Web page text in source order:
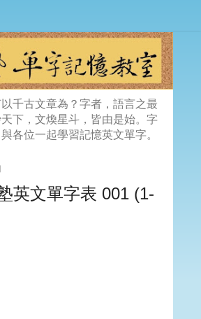
千古文章為？字者，語言之最
下，文煥星斗，皆由是始。字
各位一起學習記憶英文單字。
英文單字表 001 (1-